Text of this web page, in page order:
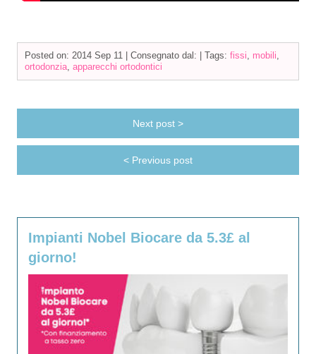
Posted on: 2014 Sep 11 | Consegnato dal: Tags: fissi mobili
ortodonzia, apparecchi ortodontici
Next post >
< Previous post
Impianti Nobel Biocare da 5.3£ al
giorno!